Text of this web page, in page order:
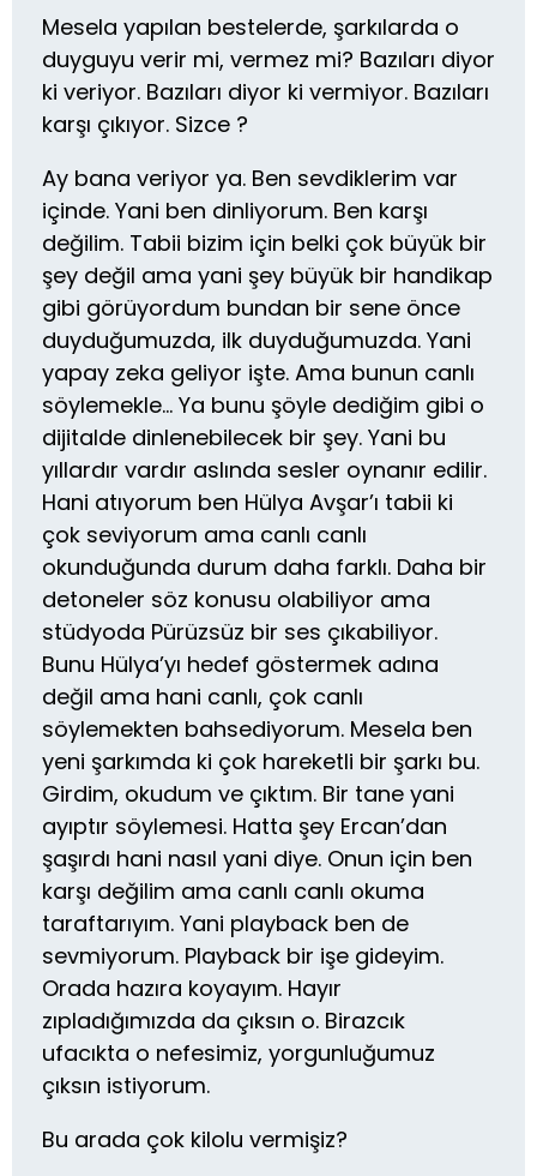
Mesela yapılan bestelerde, şarkılarda o
duyguyu verir mi, vermez mi? Bazıları diyor
ki veriyor. Bazıları diyor ki vermiyor. Bazıları
karşı çıkıyor. Sizce ?
Ay bana veriyor ya. Ben sevdiklerim var
içinde. Yani ben dinliyorum. Ben karşı
değilim. Tabii bizim için belki çok büyük bir
şey değil ama yani şey büyük bir handikap
gibi görüyordum bundan bir sene önce
duyduğumuzda, ilk duyduğumuzda. Yani
yapay zeka geliyor işte. Ama bunun canlı
söylemekle… Ya bunu şöyle dediğim gibi o
dijitalde dinlenebilecek bir şey. Yani bu
yıllardır vardır aslında sesler oynanır edilir.
Hani atıyorum ben Hülya Avşar’ı tabii ki
çok seviyorum ama canlı canlı
okunduğunda durum daha farklı. Daha bir
detoneler söz konusu olabiliyor ama
stüdyoda Pürüzsüz bir ses çıkabiliyor.
Bunu Hülya’yı hedef göstermek adına
değil ama hani canlı, çok canlı
söylemekten bahsediyorum. Mesela ben
yeni şarkımda ki çok hareketli bir şarkı bu.
Girdim, okudum ve çıktım. Bir tane yani
ayıptır söylemesi. Hatta şey Ercan’dan
şaşırdı hani nasıl yani diye. Onun için ben
karşı değilim ama canlı canlı okuma
taraftarıyım. Yani playback ben de
sevmiyorum. Playback bir işe gideyim.
Orada hazıra koyayım. Hayır
zıpladığımızda da çıksın o. Birazcık
ufacıkta o nefesimiz, yorgunluğumuz
çıksın istiyorum.
Bu arada çok kilolu vermişiz?